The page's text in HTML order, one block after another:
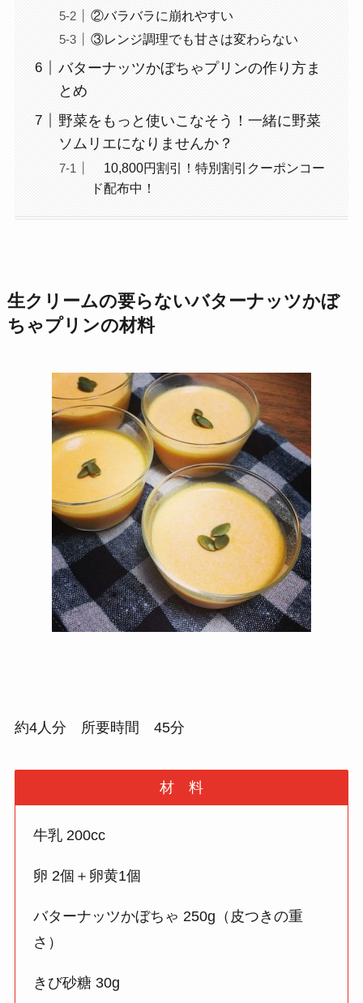
②バラバラに崩れやすい
③レンジ調理でも甘さは変わらない
バターナッツかぼちゃプリンの作り方ま
とめ
野菜をもっと使いこなそう！一緒に野菜
ソムリエになりませんか？
10,800円割引！特別割引クーポンコー
ド配布中！
生クリームの要らないバターナッツかぼ
ちゃプリンの材料
約4人分 所要時間 45分
材 料
牛乳 200cc
卵 2個＋卵黄1個
バターナッツかぼちゃ 250g（皮つきの重
さ）
きび砂糖 30g